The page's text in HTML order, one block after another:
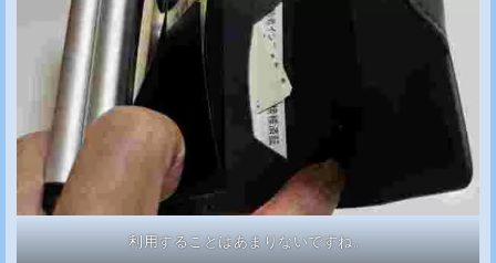
利用することはあまりないですね。